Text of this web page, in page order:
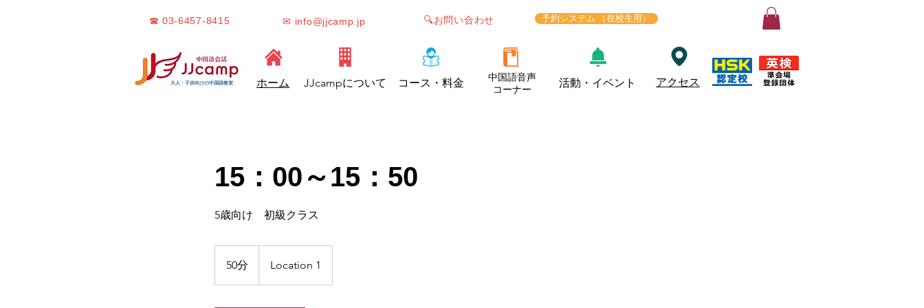
☎ 03-6457-8415 ✉ info@jjcamp.jp 🔍お問い合わせ 予約システム （在校生用）
大人・子供向けの中国語教室 ホーム JJcampについて コース・料金
中国語音声
コーナー
活動・イベント アクセス
15：00～15：50
5歳向け 初級クラス
50分
0
Location 1